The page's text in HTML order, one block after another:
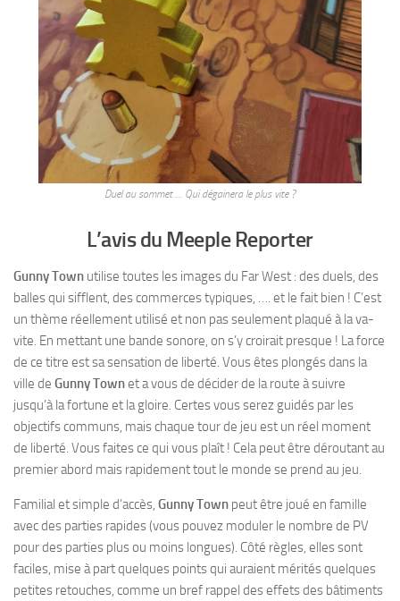
Duel au sommet … Qui dégainera le plus vite ?
L’avis du Meeple Reporter
Gunny Town utilise toutes les images du Far West : des duels, des
balles qui sifflent, des commerces typiques, …. et le fait bien ! C’est
un thème réellement utilisé et non pas seulement plaqué à la va-
vite. En mettant une bande sonore, on s’y croirait presque ! La force
de ce titre est sa sensation de liberté. Vous êtes plongés dans la
ville de Gunny Townet a vous de décider de la route à suivre
jusqu’à la fortune et la gloire. Certes vous serez guidés par les
objectifs communs, mais chaque tour de jeu est un réel moment
de liberté. Vous faites ce qui vous plaît ! Cela peut être déroutant au
premier abord mais rapidement tout le monde se prend au jeu.
Familial et simple d’accès, Gunny Town peut être joué en famille
avec des parties rapides (vous pouvez moduler le nombre de PV
pour des parties plus ou moins longues). Côté règles, elles sont
faciles, mise à part quelques points qui auraient mérités quelques
petites retouches, comme un bref rappel des effets des bâtiments